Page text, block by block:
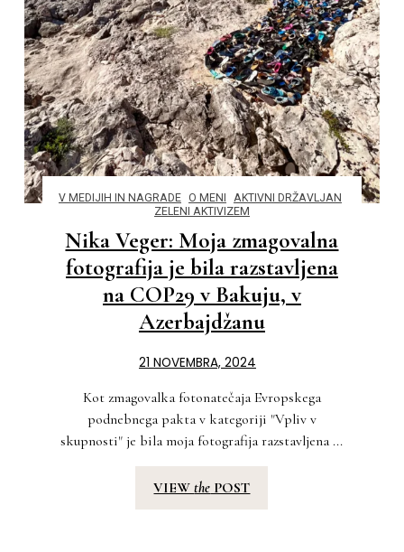
V MEDIJIH IN NAGRADE O MENI AKTIVNI DRŽAVLJAN
ZELENI AKTIVIZEM
Nika Veger: Moja zmagovalna
fotografija je bila razstavljena
na COP29 v Bakuju, v
Azerbajdžanu
21 NOVEMBRA, 2024
Kot zmagovalka fotonatečaja Evropskega
podnebnega pakta v kategoriji "Vpliv v
skupnosti" je bila moja fotografija razstavljena ...
VIEWthe POST